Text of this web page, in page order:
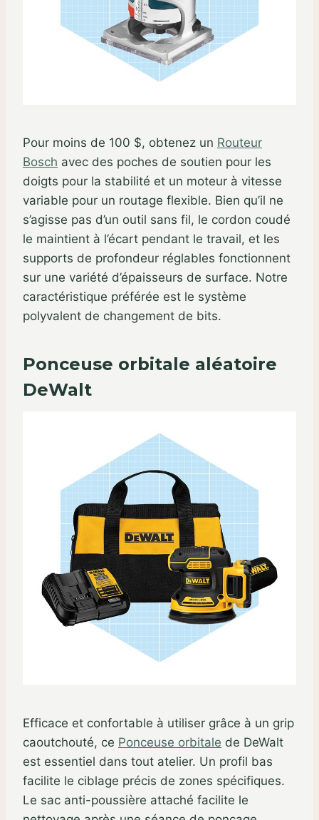
Pour moins de 100 $, obtenez un Routeur
Bosch avec des poches de soutien pour les
doigts pour la stabilité et un moteur à vitesse
variable pour un routage flexible. Bien qu’il ne
s’agisse pas d’un outil sans fil, le cordon coudé
le maintient à l’écart pendant le travail, et les
supports de profondeur réglables fonctionnent
sur une variété d’épaisseurs de surface. Notre
caractéristique préférée est le système
polyvalent de changement de bits.
Ponceuse orbitale aléatoire
DeWalt
Efficace et confortable à utiliser grâce à un grip
caoutchouté, ce Ponceuse orbitale de DeWalt
est essentiel dans tout atelier. Un profil bas
facilite le ciblage précis de zones spécifiques.
Le sac anti-poussière attaché facilite le